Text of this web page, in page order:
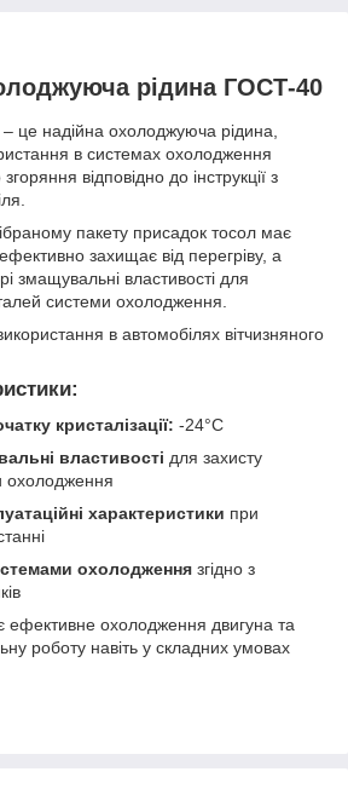
рідина ГОСТ-40
надійна охолоджуюча рідина,
в системах охолодження
відповідно до інструкції з
пакету присадок тосол має
захищає від перегріву, а
змащувальні властивості для
системи охолодження.
в автомобілях вітчизняного
кристалізації: -24°C
властивості для захисту
охолодження
характеристики при
охолодження згідно з
ефективне охолодження двигуна та
роботу навіть у складних умовах